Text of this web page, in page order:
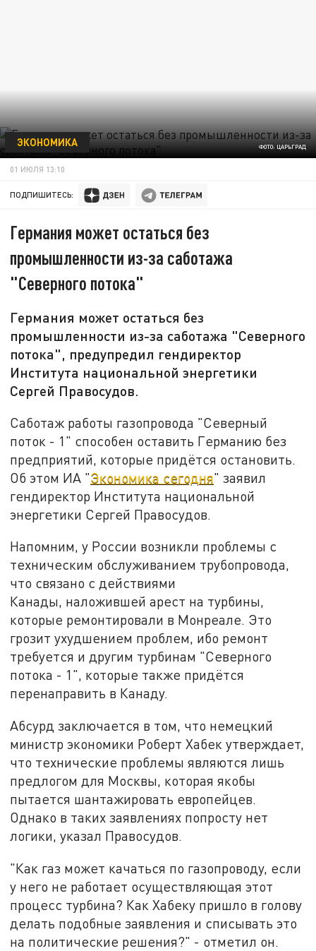
ФОТО: ЦАРЬГРАД
ЭКОНОМИКА
01 ИЮЛЯ 13:10
ПОДПИШИТЕСЬ:
Германия может остаться без
промышленности из-за саботажа
"Северного потока"
Германия может остаться без
промышленности из-за саботажа "Северного
потока", предупредил гендиректор
Института национальной энергетики
Сергей Правосудов.
Саботаж работы газопровода "Северный
поток - 1" способен оставить Германию без
предприятий, которые придётся остановить.
Об этом ИА "Экономика сегодня" заявил
гендиректор Института национальной
энергетики Сергей Правосудов.
Напомним, у России возникли проблемы с
техническим обслуживанием трубопровода,
что связано с действиями
Канады, наложившей арест на турбины,
которые ремонтировали в Монреале. Это
грозит ухудшением проблем, ибо ремонт
требуется и другим турбинам "Северного
потока - 1", которые также придётся
перенаправить в Канаду.
Абсурд заключается в том, что немецкий
министр экономики Роберт Хабек утверждает,
что технические проблемы являются лишь
предлогом для Москвы, которая якобы
пытается шантажировать европейцев.
Однако в таких заявлениях попросту нет
логики, указал Правосудов.
"Как газ может качаться по газопроводу, если
у него не работает осуществляющая этот
процесс турбина? Как Хабеку пришло в голову
делать подобные заявления и списывать это
на политические решения?" - отметил он.